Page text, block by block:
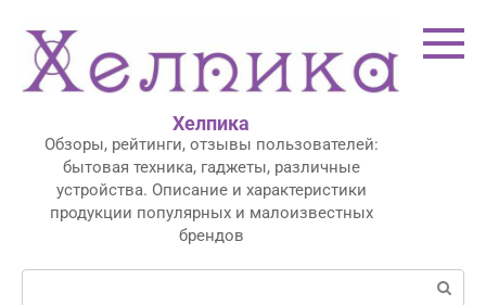
контенту
Хелпика
Обзоры, рейтинги, отзывы пользователей:
бытовая техника, гаджеты, различные
устройства. Описание и характеристики
продукции популярных и малоизвестных
брендов
Поиск: